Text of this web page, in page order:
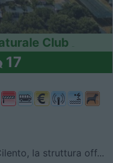
Club
17
la struttura off...